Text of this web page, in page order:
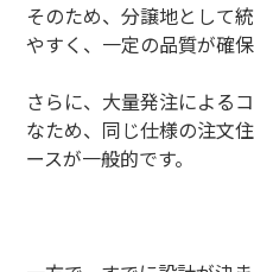
そのため、分譲地として
やすく、一定の品質が確
さらに、大量発注による
なため、同じ仕様の注文
ースが一般的です。